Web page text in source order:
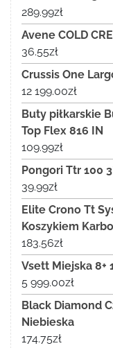
289.99zł
Avene COLD
36.55zł
Crussis One
12 199.00zł
Buty piłkarskie
Top Flex 816 IN
109.99zł
Pongori Ttr 100
39.99zł
Elite Crono Tt
Koszykiem
183.56zł
Vsett Miejska 8+
5 999.00zł
Black Diamond
Niebieska
174.75zł